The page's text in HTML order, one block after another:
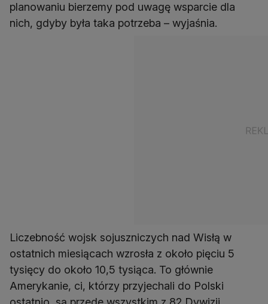
planowaniu bierzemy pod uwagę wsparcie dla
Liczebność wojsk sojuszniczych nad Wisłą w
ostatnich miesiącach wzrosła z około pięciu 5
tysięcy do około 10,5 tysiąca. To głównie
Amerykanie, ci, którzy przyjechali do Polski